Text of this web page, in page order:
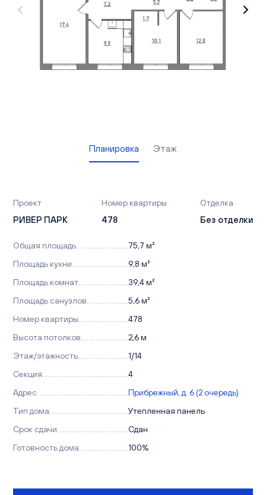
Вакансии
Офисы продаж
Планировка Этаж
Проект
РИВЕР ПАРК
Номер квартиры
478
Отделка
Без отделки
Общая площадь
75,7 м²
Площадь кухни
9,8 м²
Площадь комнат
39,4 м²
Площадь санузлов
5,6 м²
Номер квартиры
478
Высота потолков
2,6 м
Этаж/этажность
1/14
Секция
4
Адрес
Прибрежный, д. 6 (2 очередь)
Тип дома
Утепленная панель
Срок сдачи
Сдан
Готовность дома
100%